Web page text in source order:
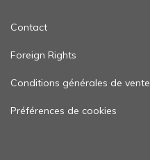
Contact
Foreign Rights
Conditions générales de vente
Préférences de cookies